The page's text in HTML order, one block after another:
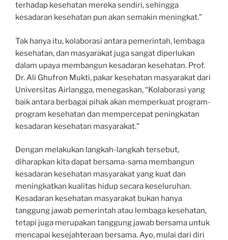
terhadap kesehatan mereka sendiri, sehingga
kesadaran kesehatan pun akan semakin meningkat.”
Tak hanya itu, kolaborasi antara pemerintah, lembaga
kesehatan, dan masyarakat juga sangat diperlukan
dalam upaya membangun kesadaran kesehatan. Prof.
Dr. Ali Ghufron Mukti, pakar kesehatan masyarakat dari
Universitas Airlangga, menegaskan, “Kolaborasi yang
baik antara berbagai pihak akan memperkuat program-
program kesehatan dan mempercepat peningkatan
kesadaran kesehatan masyarakat.”
Dengan melakukan langkah-langkah tersebut,
diharapkan kita dapat bersama-sama membangun
kesadaran kesehatan masyarakat yang kuat dan
meningkatkan kualitas hidup secara keseluruhan.
Kesadaran kesehatan masyarakat bukan hanya
tanggung jawab pemerintah atau lembaga kesehatan,
tetapi juga merupakan tanggung jawab bersama untuk
mencapai kesejahteraan bersama. Ayo, mulai dari diri